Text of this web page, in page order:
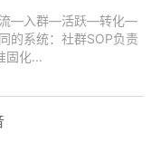
流—入群—活跃—转化—
的系统：社群SOP负责
固化...